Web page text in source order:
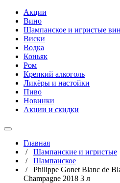
Акции
Вино
Шампанское и игристые
Виски
Водка
Коньяк
Ром
Крепкий алкоголь
Ликёры и настойки
Пиво
Новинки
Акции и скидки
Главная
/ Шампанские и игристые
/ Шампанское
/ Philippe Gonet Blanc de
Champagne 2018 3 л